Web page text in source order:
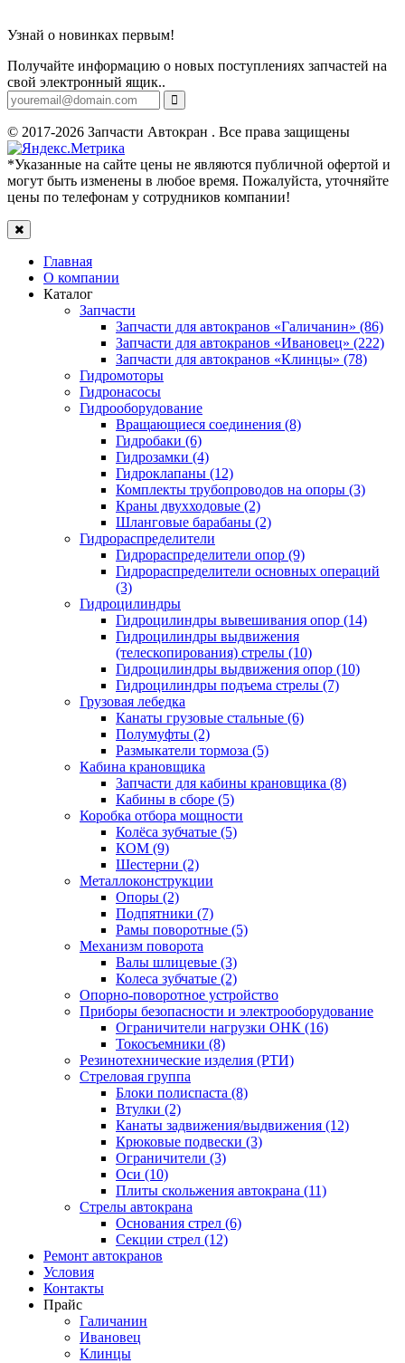
Узнай о новинках первым!
Получайте информацию о новых поступлениях запчастей на
свой электронный ящик..
© 2017-2026 Запчасти Автокран . Все права защищены
*Указанные на сайте цены не являются публичной офертой и
могут быть изменены в любое время. Пожалуйста, уточняйте
цены по телефонам у сотрудников компании!
Главная
О компании
Каталог
Запчасти
Запчасти для автокранов «Галичанин» (86)
Запчасти для автокранов «Ивановец» (222)
Запчасти для автокранов «Клинцы» (78)
Гидромоторы
Гидронасосы
Гидрооборудование
Вращающиеся соединения (8)
Гидробаки (6)
Гидрозамки (4)
Гидроклапаны (12)
Комплекты трубопроводов на опоры (3)
Краны двухходовые (2)
Шланговые барабаны (2)
Гидрораспределители
Гидрораспределители опор (9)
Гидрораспределители основных операций
(3)
Гидроцилиндры
Гидроцилиндры вывешивания опор (14)
Гидроцилиндры выдвижения
(телескопирования) стрелы (10)
Гидроцилиндры выдвижения опор (10)
Гидроцилиндры подъема стрелы (7)
Грузовая лебедка
Канаты грузовые стальные (6)
Полумуфты (2)
Размыкатели тормоза (5)
Кабина крановщика
Запчасти для кабины крановщика (8)
Кабины в сборе (5)
Коробка отбора мощности
Колёса зубчатые (5)
КОМ (9)
Шестерни (2)
Металлоконструкции
Опоры (2)
Подпятники (7)
Рамы поворотные (5)
Механизм поворота
Валы шлицевые (3)
Колеса зубчатые (2)
Опорно-поворотное устройство
Приборы безопасности и электрооборудование
Ограничители нагрузки ОНК (16)
Токосъемники (8)
Резинотехнические изделия (РТИ)
Стреловая группа
Блоки полиспаста (8)
Втулки (2)
Канаты задвижения/выдвижения (12)
Крюковые подвески (3)
Ограничители (3)
Оси (10)
Плиты скольжения автокрана (11)
Стрелы автокрана
Основания стрел (6)
Секции стрел (12)
Ремонт автокранов
Условия
Контакты
Прайс
Галичанин
Ивановец
Клинцы